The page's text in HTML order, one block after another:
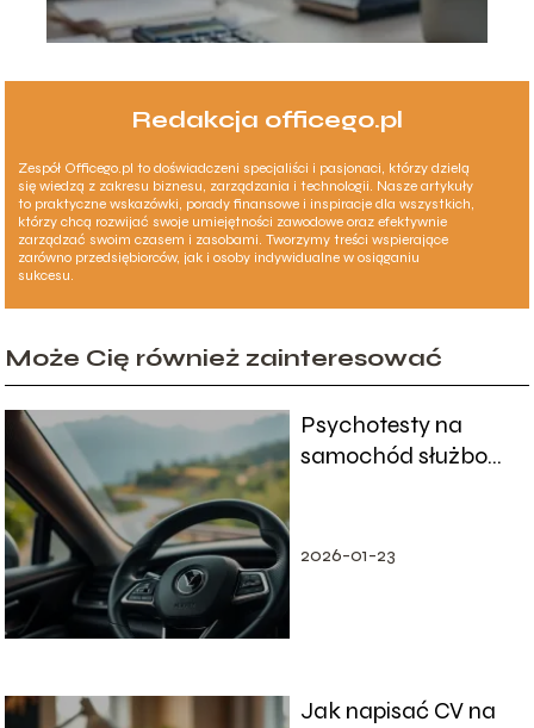
Redakcja officego.pl
Zespół Officego.pl to doświadczeni specjaliści i pasjonaci, którzy dzielą
się wiedzą z zakresu biznesu, zarządzania i technologii. Nasze artykuły
to praktyczne wskazówki, porady finansowe i inspiracje dla wszystkich,
którzy chcą rozwijać swoje umiejętności zawodowe oraz efektywnie
zarządzać swoim czasem i zasobami. Tworzymy treści wspierające
zarówno przedsiębiorców, jak i osoby indywidualne w osiąganiu
sukcesu.
Może Cię również zainteresować
Psychotesty na
samochód służbowy
2026-01-23
Jak napisać CV na